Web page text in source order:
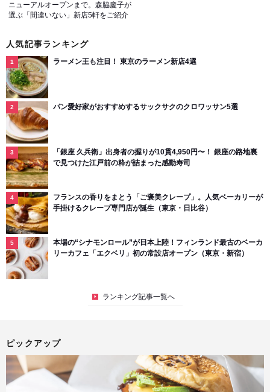
ニューアルオープンまで。森脇慶子が
選ぶ「間違いない」新店5軒をご紹介
人気記事ランキング
ラーメン王も注目！ 東京のラーメン新店4選
パン愛好家がおすすめするサックサクのクロワッサン5選
「銀座 久兵衛」出身者の握りが10貫4,950円〜！ 銀座の路地裏
で見つけた江戸前の粋が詰まった感動寿司
フランスの香りをまとう「ご褒美クレープ」。人気ベーカリーが
手掛けるクレープ専門店が誕生（東京・日比谷）
本場の“シナモンロール”が日本上陸！フィンランド最古のベーカ
リーカフェ「エクベリ」初の常設店オープン（東京・新宿）
ランキング記事一覧へ
ピックアップ